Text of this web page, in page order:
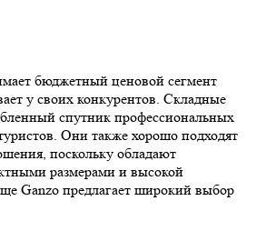
бюджетный ценовой сегмент
у своих конкурентов. Складные
спутник профессиональных
Они также хорошо подходят
поскольку обладают
размерами и высокой
Ganzo предлагает широкий выбор